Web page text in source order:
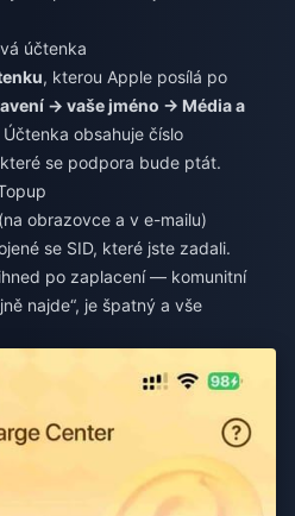
účtenka
, kterou Apple posílá po
→ vaše jméno → Média a
Účtenka obsahuje číslo
se podpora bude ptát.
obrazovce a v e-mailu)
se SID, které jste zadali.
po zaplacení — komunitní
najde“, je špatný a vše